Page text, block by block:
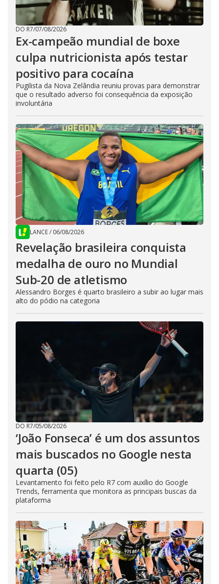
DO R7/07/08/2026
Ex-campeão mundial de boxe
culpa nutricionista após testar
positivo para cocaína
Pugilista da Nova Zelândia reuniu provas para demonstrar
que o resultado adverso foi consequência da exposição
involuntária
LANCE/ 06/08/2026
Revelação brasileira conquista
medalha de ouro no Mundial
Sub-20 de atletismo
Alessandro Borges é quarto brasileiro a subir ao lugar mais
alto do pódio na categoria
DO R7/05/08/2026
‘João Fonseca’ é um dos assuntos
mais buscados no Google nesta
quarta (05)
Levantamento foi feito pelo R7 com auxílio do Google
Trends, ferramenta que monitora as principais buscas da
plataforma